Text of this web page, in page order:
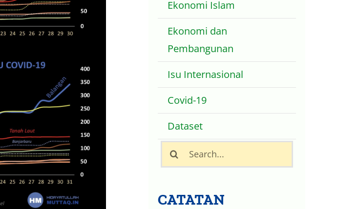
Ekonomi Islam
Ekonomi dan
Pembangunan
Isu Internasional
Covid-19
Dataset
Search
for:
CATATAN